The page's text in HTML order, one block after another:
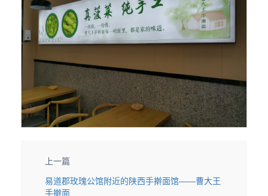
上一篇
易道郡玫瑰公馆附近的陕西手擀面馆——曹大王
手擀面